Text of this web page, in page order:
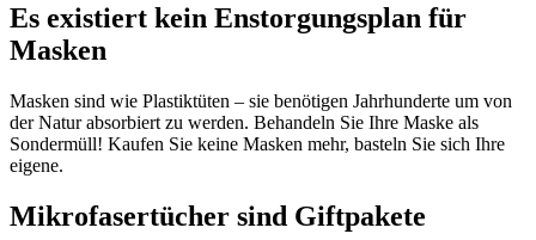
Es existiert kein Enstorgungsplan für
Masken
Masken sind wie Plastiktüten – sie benötigen Jahrhunderte um von
der Natur absorbiert zu werden. Behandeln Sie Ihre Maske als
Sondermüll! Kaufen Sie keine Masken mehr, basteln Sie sich Ihre
eigene.
Mikrofasertücher sind Giftpakete